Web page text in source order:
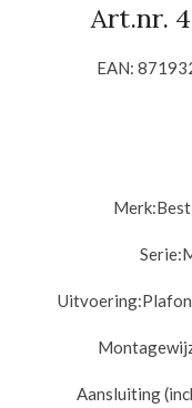
Art.nr.
EAN:
Merk:
Serie:
Uitvoering:
Aansluiting